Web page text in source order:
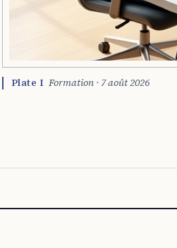
Plate I Formation · 7 août 2026